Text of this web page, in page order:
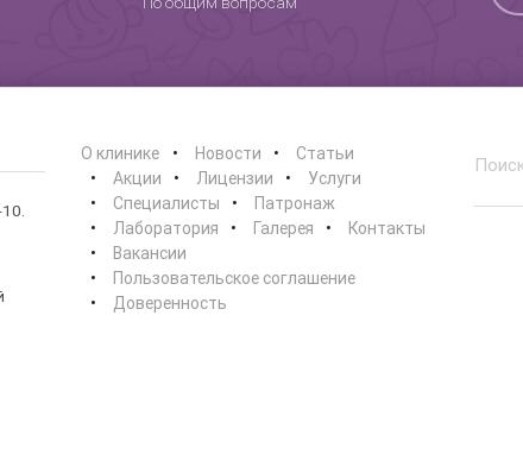
О клинике Новости
Статьи
Акции
Лицензии
Услуги
Специалисты
Патронаж
Лаборатория
Галерея
Контакты
Вакансии
Пользовательское соглашение
Доверенность
Нет, спасибо
Работает на